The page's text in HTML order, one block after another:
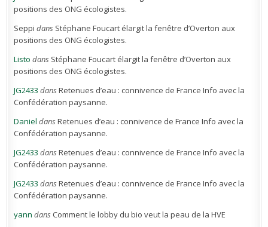
positions des ONG écologistes.
Seppi dans Stéphane Foucart élargit la fenêtre d’Overton aux
positions des ONG écologistes.
Listo dans Stéphane Foucart élargit la fenêtre d’Overton aux
positions des ONG écologistes.
JG2433 dansRetenues d’eau : connivence de France Info avec la
Confédération paysanne.
Daniel dansRetenues d’eau : connivence de France Info avec la
Confédération paysanne.
JG2433 dansRetenues d’eau : connivence de France Info avec la
Confédération paysanne.
JG2433 dansRetenues d’eau : connivence de France Info avec la
Confédération paysanne.
yann dans Comment le lobby du bio veut la peau de la HVE